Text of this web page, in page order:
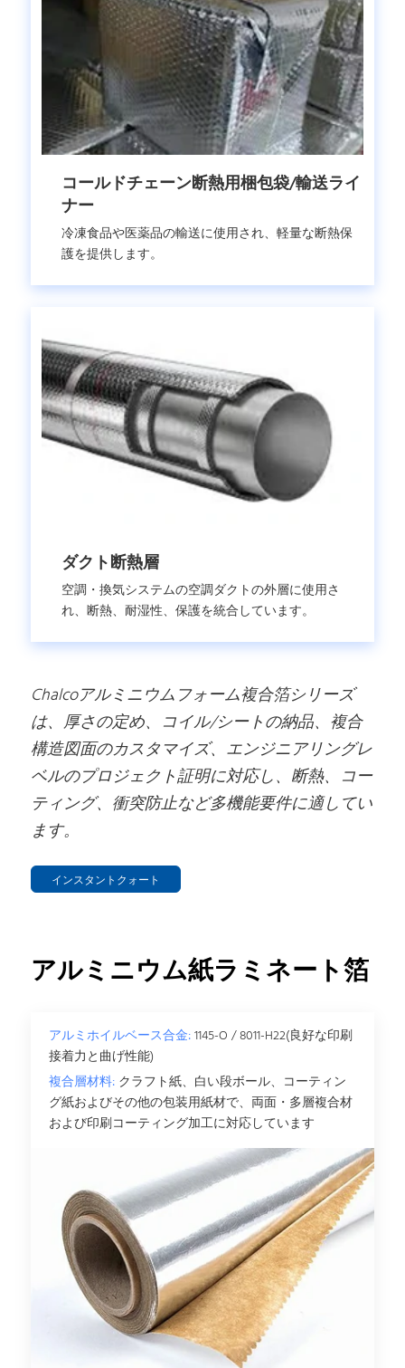
コールドチェーン断熱用梱包袋/輸送ライ
ナー
冷凍食品や医薬品の輸送に使用され、軽量な断熱保
護を提供します。
ダクト断熱層
空調・換気システムの空調ダクトの外層に使用さ
れ、断熱、耐湿性、保護を統合しています。
Chalcoアルミニウムフォーム複合箔シリーズ
は、厚さの定め、コイル/シートの納品、複合
構造図面のカスタマイズ、エンジニアリングレ
ベルのプロジェクト証明に対応し、断熱、コー
ティング、衝突防止など多機能要件に適してい
ます。
インスタントクォート
アルミニウム紙ラミネート箔
アルミホイルベース合金:1145-O / 8011-H22(良好な印刷
接着力と曲げ性能)
複合層材料: クラフト紙、白い段ボール、コーティン
グ紙およびその他の包装用紙材で、両面・多層複合材
および印刷コーティング加工に対応しています